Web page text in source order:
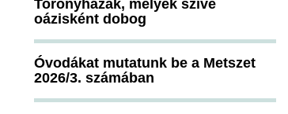
Toronyházak, melyek szíve
oázisként dobog
Óvodákat mutatunk be a Metszet
2026/3. számában